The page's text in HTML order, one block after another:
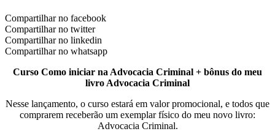
Compartilhar no facebook
Compartilhar no twitter
Compartilhar no linkedin
Compartilhar no whatsapp
Curso Como iniciar na Advocacia Criminal + bônus do meu
livro Advocacia Criminal
Nesse lançamento, o curso estará em valor promocional, e todos que
comprarem receberão um exemplar físico do meu novo livro:
Advocacia Criminal.